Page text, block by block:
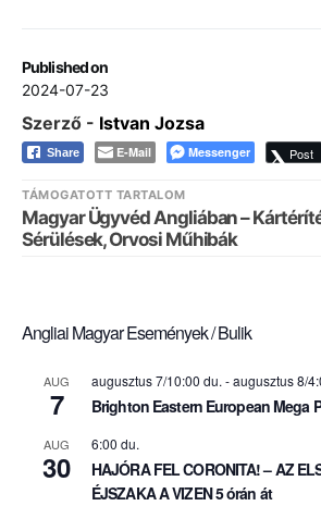
Published on
2024-07-23
Szerző - Istvan Jozsa
Share E-Mail Messenger Post
TÁMOGATOTT TARTALOM
Magyar Ügyvéd Angliában –
Sérülések, Orvosi Műhibák
Angliai Magyar Események / Bulik
AUG
7
augusztus 7/10:00 du. -augusztus 8/
Brighton Eastern European Mega
AUG
30
6:00 du.
HAJÓRA FEL CORONITA! – AZ
ÉJSZAKA A VIZEN 5 órán át